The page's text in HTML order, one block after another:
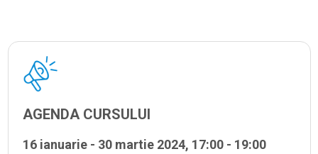
AGENDA CURSULUI
16 ianuarie - 30 martie 2024, 17:00 - 19:00